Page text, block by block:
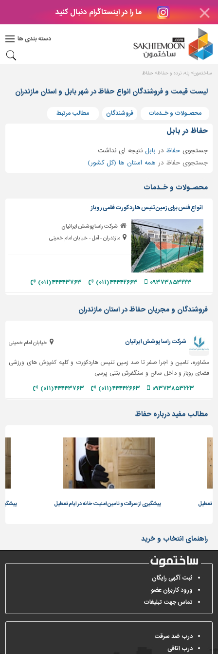
ما را در اینستاگرام دنبال کنید
دسته بندی ها
دکوراسیون
بتن
های
بتنی
و
پنجره
ساختمانی
نرده
و
حفاظ
دیوارپوش،
کفپوش
و
سنگ
سرویس
بهداشتی
و
برقی،روشنایی،ایمنی
محوطه
سازی
و
ساخت
ساختمون پله، نرده و حفاظ حفاظ
لیست قیمت و فروشندگان انواع حفاظ در شهر بابل و استان مازندران
محصـولات و خـدمات فروشندگان مطالب مرتبط
حفاظ در بابل
جستجویحفاظ در بابل نتیجه ای نداشت
جستجوی حفاظ در همه استان ها (کل کشور)
محصـولات و خـدمات
انواع فنس برای زمین تنیس هارد کورت فضی روباز
شرکت راسا پوشش ایرانیان
مازندران - آمل - خیابان امام خمینی
۰۹۳۷۳۸۵۳۲۲۳ ۴۴۴۴۲۶۶۳ (۰۱۱) ۴۴۴۴۳۷۶۳ (۰۱۱)
فروشندگان و مجریان حفاظ در استان مازندران
خیابان امام خمینی شرکت راسا پوشش ایرانیان
مشاوره، تامین و اجرا صفر تا صد زمین تنیس هاردکورت و کلیه کفپوش های ورزشی
فضای روباز و داخل سالن و سنگفرش بتنی پرسی
۰۹۳۷۳۸۵۳۲۲۳ ۴۴۴۴۲۶۶۳ (۰۱۱) ۴۴۴۴۳۷۶۳ (۰۱۱)
مطالب مفید درباره حفاظ
تعطیل پیشگیری از سرقت و تامین امنیت خانه در ایام تعطیل
راهنمای انتخاب و خرید
ثبت آگهی رایگان
ورود کاربران عضو
تماس جهت تبلیغات
درب ضد سرقت
درب اتاقی